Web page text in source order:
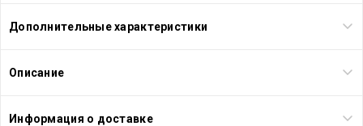
Дополнительные характеристики
Описание
Информация о доставке